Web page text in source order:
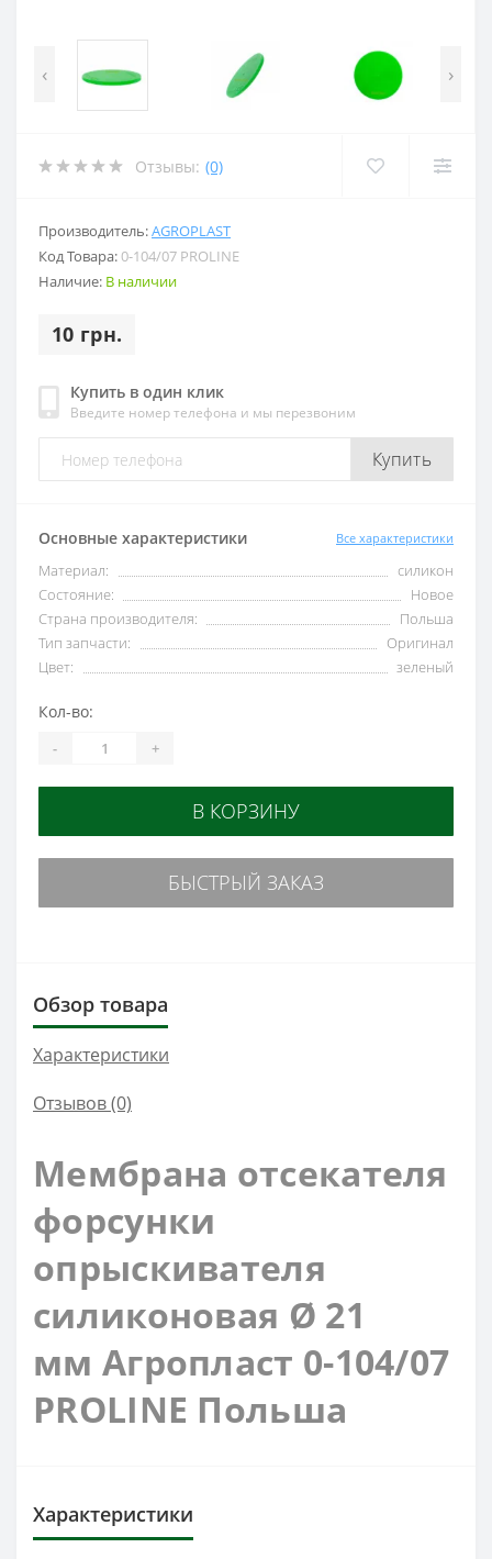
‹ ›
Отзывы: (0)
Производитель:AGROPLAST
Код Товара:0-104/07 PROLINE
Наличие: В наличии
10 грн.
Купить в один клик
Введите номер телефона и мы перезвоним
Купить
Основные характеристики Все характеристики
Материал:
силикон
Состояние:
Новое
Страна производителя:
Польша
Тип запчасти:
Оригинал
Цвет:
зеленый
Кол-во:
- +
В КОРЗИНУ
БЫСТРЫЙ ЗАКАЗ
Обзор товара
Характеристики
Отзывов (0)
Мембрана отсекателя
форсунки
опрыскивателя
силиконовая Ø 21
мм Агропласт 0-104/07
PROLINE Польша
Характеристики